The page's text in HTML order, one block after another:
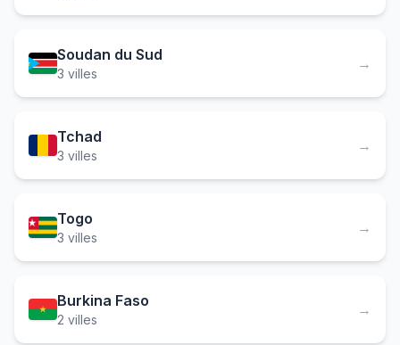
Soudan du Sud
3 villes
→
Tchad
3 villes
→
Togo
3 villes
→
Burkina Faso
2 villes
→